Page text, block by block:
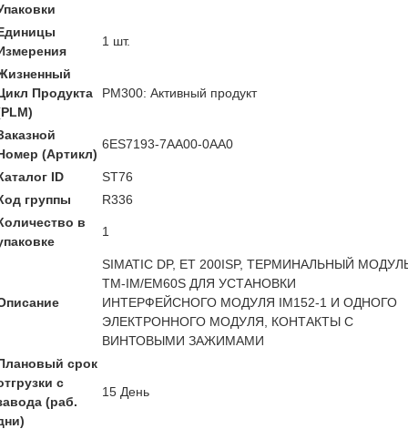
1 шт.
Продукта
PM300: Активный продукт
(Артикл)
6ES7193-7AA00-0AA0
ID
ST76
группы
R336
в
1
SIMATIC DP, ET 200ISP, ТЕРМИНАЛЬНЫЙ
TM-IM/EM60S ДЛЯ УСТАНОВКИ
ИНТЕРФЕЙСНОГО МОДУЛЯ IM152-1 И ОДНОГО
ЭЛЕКТРОННОГО МОДУЛЯ, КОНТАКТЫ С
ВИНТОВЫМИ ЗАЖИМАМИ
срок
с
(раб.
15 День